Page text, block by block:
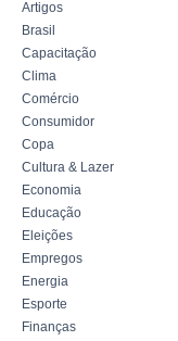
Artigos
Brasil
Capacitação
Clima
Comércio
Consumidor
Copa
Cultura & Lazer
Economia
Educação
Eleições
Empregos
Energia
Esporte
Finanças